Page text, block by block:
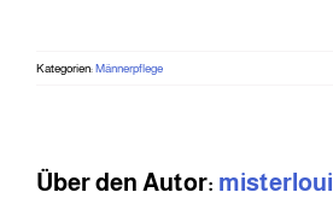
Kategorien:Männerpflege
Über den Autor: misterloui